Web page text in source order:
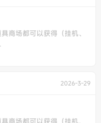
商场都可以获得（挂机、
2026-3-29